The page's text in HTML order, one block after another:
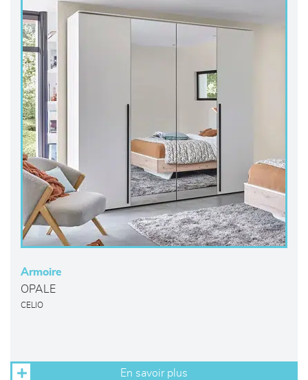
Armoire
OPALE
CELIO
En savoir plus